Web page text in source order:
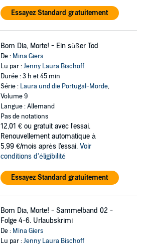
Essayez Standard gratuitement
Bom Dia, Morte! - Ein süßer Tod
De : Mina Giers
Lu par :Jenny Laura Bischoff
Durée : 3 h et 45 min
Série : Laura und die Portugal-Morde,
Volume 9
Langue : Allemand
Pas de notations
12,01 € ou gratuit avec l'essai.
Renouvellement automatique à
5,99 €/mois après l'essai. Voir
conditions d'éligibilité
Essayez Standard gratuitement
Bom Dia, Morte! - Sammelband 02 -
Folge 4-6. Urlaubskrimi
De : Mina Giers
Lu par :Jenny Laura Bischoff